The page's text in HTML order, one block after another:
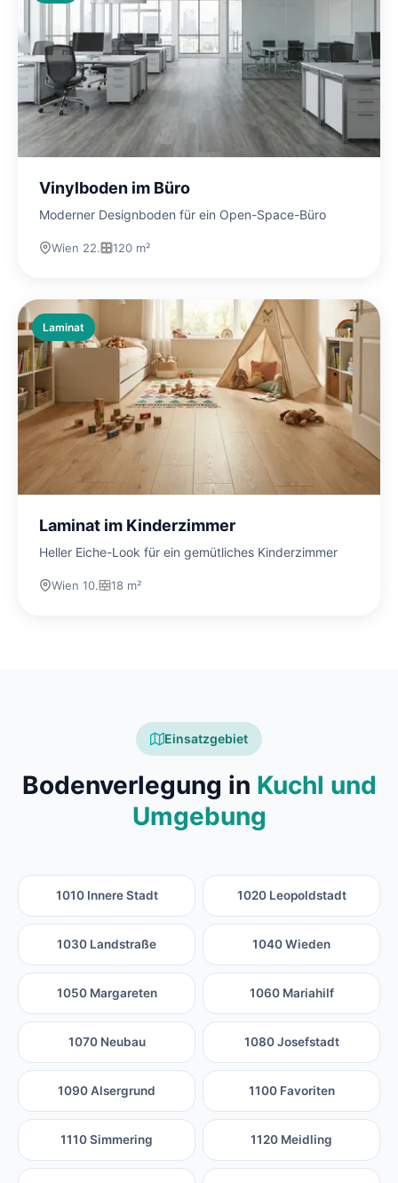
Vinylboden im Büro
Moderner Designboden für ein Open-Space-Büro
Wien 22. 120 m²
Laminat
Laminat im Kinderzimmer
Heller Eiche-Look für ein gemütliches Kinderzimmer
Wien 10. 18 m²
Einsatzgebiet
Bodenverlegung in Kuchl und
Umgebung
1010 Innere Stadt 1020 Leopoldstadt
1030 Landstraße 1040 Wieden
1050 Margareten 1060 Mariahilf
1070 Neubau 1080 Josefstadt
1090 Alsergrund 1100 Favoriten
1110 Simmering 1120 Meidling